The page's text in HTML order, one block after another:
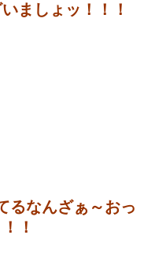
ましょッ！！！
るなんざぁ～おっ
！